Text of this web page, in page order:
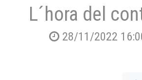
L´hora del
28/11/2022